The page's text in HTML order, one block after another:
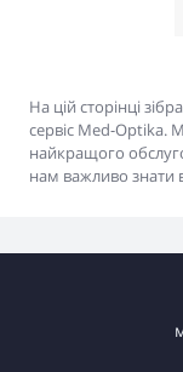
На цій сторінці
сервіс Med-Optika.
найкращого
нам важливо знати